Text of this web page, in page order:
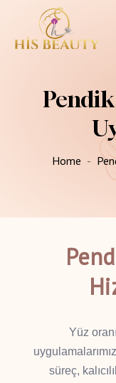
Home
Yüz
süreç,